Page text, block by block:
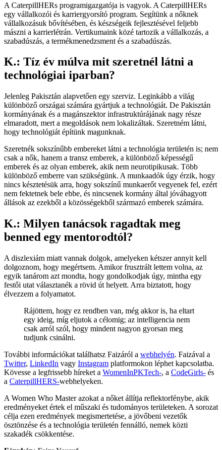
A CaterpillHERs programigazgatója is vagyok. A CaterpillHERs
egy vállalkozói és karriergyorsító program. Segítünk a nőknek
vállalkozásuk bővítésében, és készségeik fejlesztésével feljebb
mászni a karrierlétrán. Vertikumaink közé tartozik a vállalkozás, a
szabadúszás, a termékmenedzsment és a szabadúszás.
K.: Tíz év múlva mit szeretnél látni a
technológiai iparban?
Jelenleg Pakisztán alapvetően egy szerviz. Leginkább a világ
különböző országai számára gyártjuk a technológiát. De Pakisztán
kormányának és a magánszektor infrastruktúrájának nagy része
elmaradott, mert a megoldások nem lokalizáltak. Szeretném látni,
hogy technológiát építünk magunknak.
Szeretnék sokszínűbb embereket látni a technológia területén is; nem
csak a nők, hanem a transz emberek, a különböző képességű
emberek és az olyan emberek, akik nem neurotipikusak. Több
különböző emberre van szükségünk. A munkaadók úgy érzik, hogy
nincs késztetésük arra, hogy sokszínű munkaerőt vegyenek fel, ezért
nem fektetnek bele ebbe, és nincsenek kormány által jóváhagyott
állások az ezekből a közösségekből származó emberek számára.
K.: Milyen tanácsok ragadtak meg
benned egy mentorodtól?
A diszlexiám miatt vannak dolgok, amelyeken kétszer annyit kell
dolgoznom, hogy megértsem. Amikor frusztrált lettem volna, az
egyik tanárom azt mondta, hogy gondolkodjak úgy, mintha egy
festői utat választanék a rövid út helyett. Arra biztatott, hogy
élvezzem a folyamatot.
Rájöttem, hogy ez rendben van, még akkor is, ha eltart
egy ideig, míg eljutok a célomig; az intelligencia nem
csak arról szól, hogy mindent nagyon gyorsan meg
tudjunk csinálni.
További információkat találhatsz Faizáról a webhelyén. Faizával a
Twitter, LinkedIn vagy Instagram platformokon léphet kapcsolatba.
Kövesse a legfrissebb híreket a WomenInPKTech-, a CodeGirls- és
a CaterpillHERS-webhelyeken.
A Women Who Master azokat a nőket állítja reflektorfénybe, akik
eredményeket értek el műszaki és tudományos területeken. A sorozat
célja ezen eredmények megismertetése, a jövőbeni vezetők
ösztönzése és a technológia területén fennálló, nemek közti
szakadék csökkentése.